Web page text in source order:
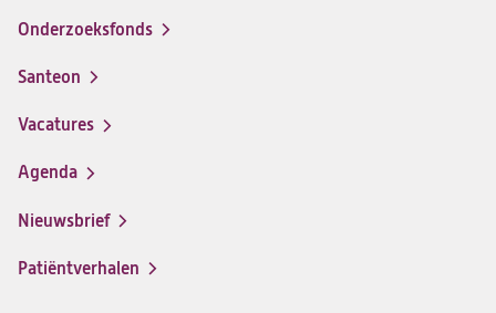
Onderzoeksfonds
Santeon
(opent
in
nieuwe
Vacatures
(opent
in
nieuwe
Agenda
Nieuwsbrief
Patiëntverhalen